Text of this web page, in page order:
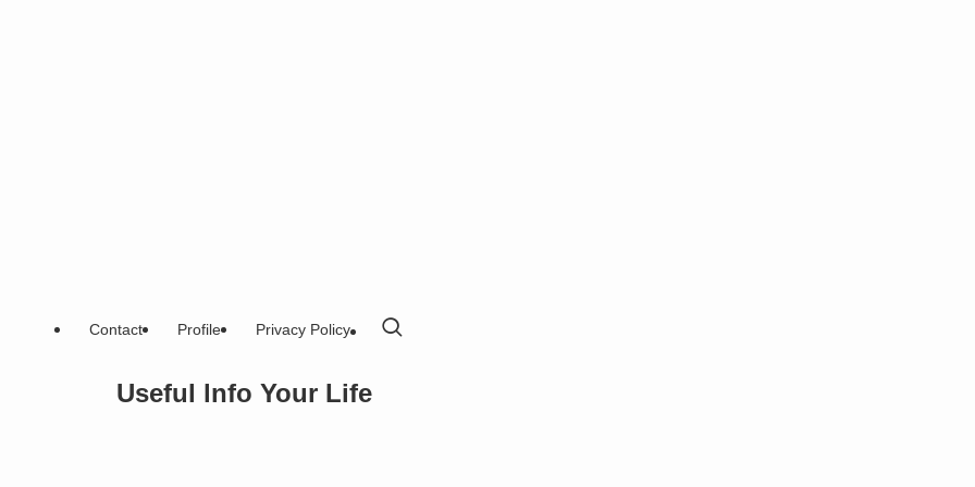
Useful lnfo Your Life
Contact Profile Privacy Policy